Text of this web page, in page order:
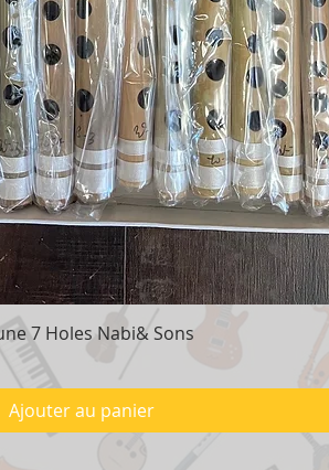
Aperçu rapide
7 Holes Nabi& Sons
Ajouter au panier